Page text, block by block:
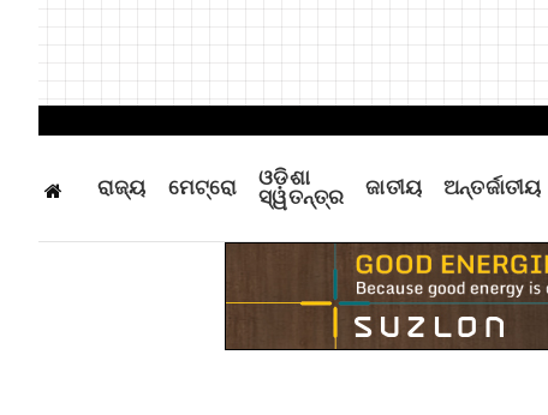
ରାଜ୍ୟ ମେଟ୍ରୋ
ଓଡ଼ିଶା
ସ୍ୱତନ୍ତ୍ର
ଜାତୀୟ ଅନ୍ତର୍ଜାତୀୟ